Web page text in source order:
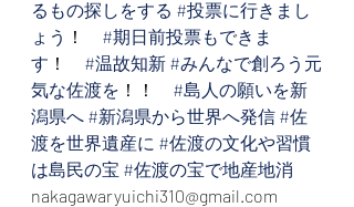
るもの探しをする #投票に行きまし
ょう ！ #期日前投票もできま
す ！ #温故知新 #みんなで創ろう元
気な佐渡を ！！ #島人の願いを新
潟県へ #新潟県から世界へ発信 #佐
渡を世界遺産に #佐渡の文化や習慣
は島民の宝 #佐渡の宝で地産地消
nakagawaryuichi310@gmail.com